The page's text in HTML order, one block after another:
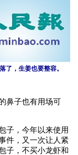
了，生姜也要整容。
鼻子也有用场可
子，今年以来使用
件，又一次让人紧
子，不买小龙虾和